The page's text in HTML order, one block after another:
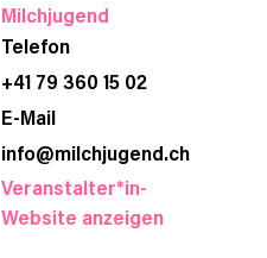
Milchjugend
Telefon
+41 79 360 15 02
E-Mail
info@milchjugend.ch
Veranstalter*in-
Website anzeigen